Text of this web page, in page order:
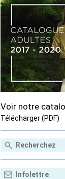
Voir notre
Télécharger (PDF)